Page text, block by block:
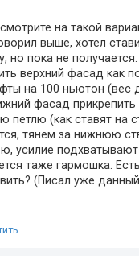
на такой
выше, хотел
но пока не
верхний фасад как
на 100 ньютон (вес
фасад прикрепить
петлю (как ставят на
тянем за нижнюю
усилие
таже гармошка.
(Писал уже